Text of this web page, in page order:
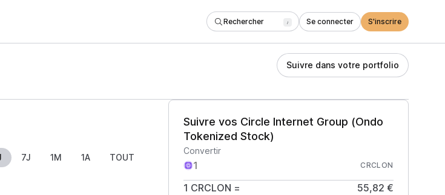
Rechercher / Se connecter S'inscrire
Suivre dans votre portfolio
7J 1M 1A TOUT
Suivre vos Circle Internet Group (Ondo
Tokenized Stock)
Convertir
CRCLON
1 CRCLON = 55,82 €